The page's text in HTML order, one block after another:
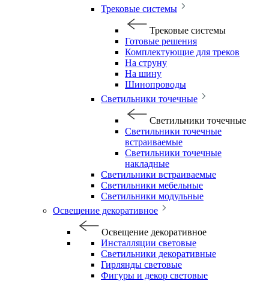
Трековые системы
Трековые системы
Готовые решения
Комплектующие для треков
На струну
На шину
Шинопроводы
Светильники точечные
Светильники точечные
Светильники точечные
встраиваемые
Светильники точечные
накладные
Светильники встраиваемые
Светильники мебельные
Светильники модульные
Освещение декоративное
Освещение декоративное
Инсталляции световые
Светильники декоративные
Гирлянды световые
Фигуры и декор световые